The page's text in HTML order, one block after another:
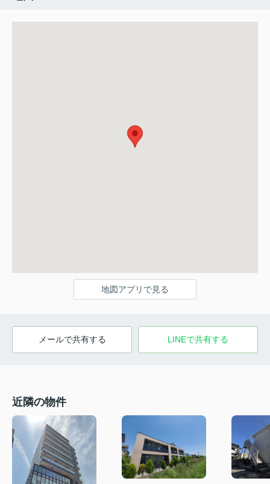
地図アプリで見る
メールで共有する LINEで共有する
近隣の物件